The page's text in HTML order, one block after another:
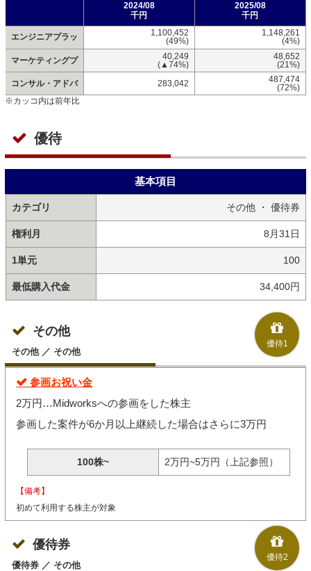
2024/08
千円
2025/08
千円
エンジニアプラッ
1,100,452
(49%)
1,148,261
(4%)
マーケティングプ
40,249
(▲74%)
48,652
(21%)
コンサル・アドバ
283,042
487,474
(72%)
※カッコ内は前年比
優待
基本項目
カテゴリ その他 ・ 優待券
権利月 8月31日
1単元 100
最低購入代金 34,400円
優待1
その他
その他 ／ その他
参画お祝い金
2万円…Midworksへの参画をした株主
参画した案件が6か月以上継続した場合はさらに3万円
100株~ 2万円~5万円（上記参照）
【備考】
初めて利用する株主が対象
優待2
優待券
優待券 ／ その他